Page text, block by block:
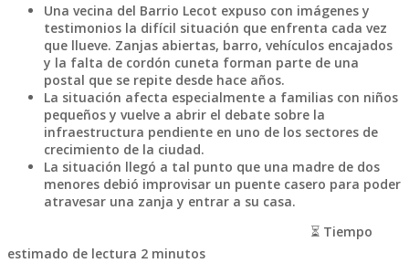
Una vecina del Barrio Lecot expuso con imágenes y
testimonios la difícil situación que enfrenta cada vez
que llueve. Zanjas abiertas, barro, vehículos encajados
y la falta de cordón cuneta forman parte de una
postal que se repite desde hace años.
La situación afecta especialmente a familias con niños
pequeños y vuelve a abrir el debate sobre la
infraestructura pendiente en uno de los sectores de
crecimiento de la ciudad.
La situación llegó a tal punto que una madre de dos
menores debió improvisar un puente casero para poder
atravesar una zanja y entrar a su casa.
⏳ Tiempo
estimado de lectura 2 minutos